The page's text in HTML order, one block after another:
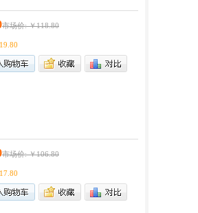
市场价: ￥118.80
市场价: ￥106.80